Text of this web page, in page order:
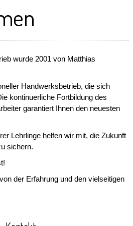
wurde 2001 von Matthias
Handwerksbetrieb, die sich
kontinuerliche Fortbildung des
garantiert Ihnen den neuesten
Lehrlinge helfen wir mit, die Zukunft
sichern.
der Erfahrung und den vielseitigen